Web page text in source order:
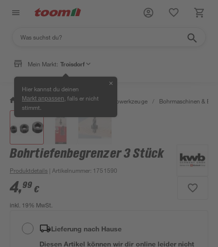
Mein Markt: Troisdorf
Hier kannst du deinen
Markt anpassen , falls er nicht
stimmt.
✕
/ Werkstatt & Maschinen / Elektrowerkzeuge / Bohrmaschinen &
Bohrtiefenbegrenzer 3 Stück
Produktdetails | Artikelnummer: 1751590
4,99 €
inkl. 19% MwSt.
Lieferung nach Hause
Diesen Artikel können wir dir online leider nicht